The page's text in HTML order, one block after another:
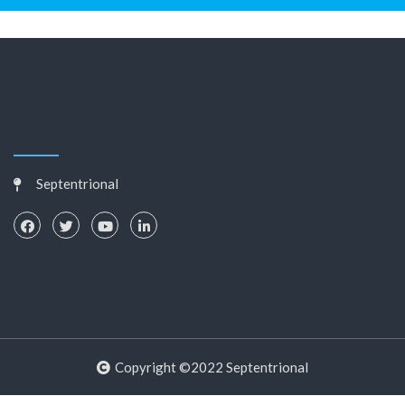
Septentrional
Copyright ©2022 Septentrional